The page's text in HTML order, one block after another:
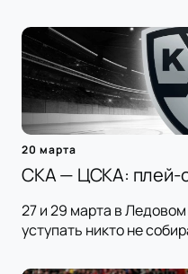
20 марта
СКА — ЦСКА: плей-
27 и 29 марта в
уступать никто не